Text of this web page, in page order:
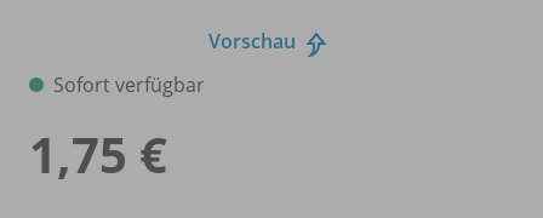
Vorschau
Sofort verfügbar
1,75 €